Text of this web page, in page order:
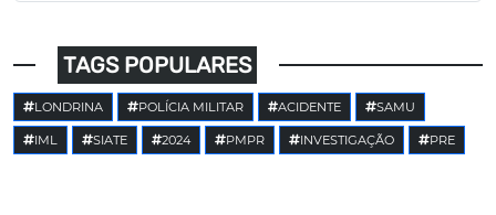
TAGS POPULARES
LONDRINA POLÍCIA MILITAR ACIDENTE SAMU
IML SIATE 2024 PMPR INVESTIGAÇÃO PRE